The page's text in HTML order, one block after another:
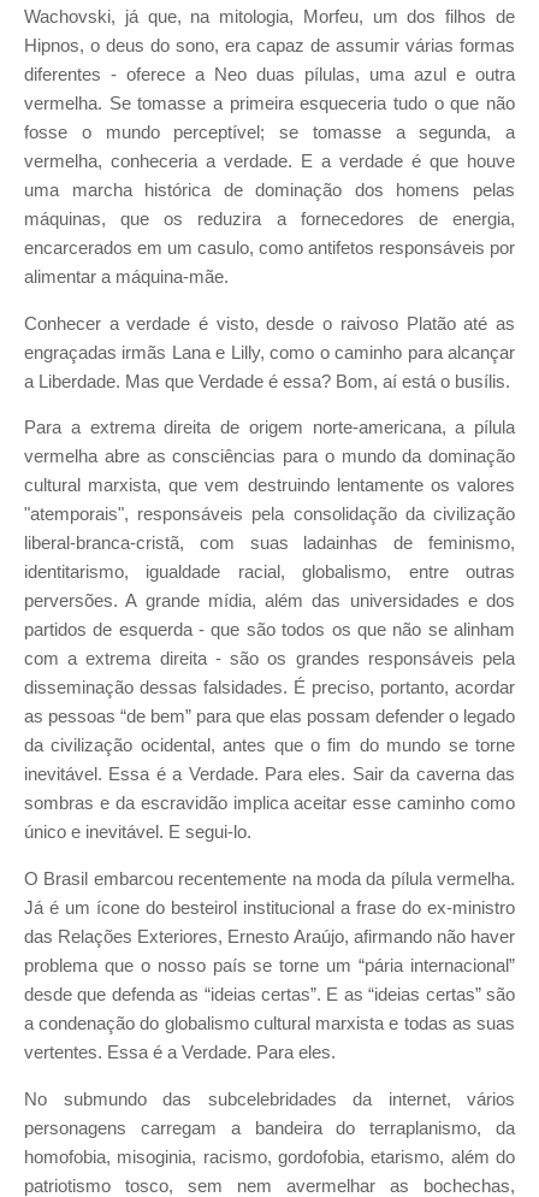
Wachovski, já que, na mitologia, Morfeu, um dos filhos de
Hipnos, o deus do sono, era capaz de assumir várias formas
diferentes - oferece a Neo duas pílulas, uma azul e outra
vermelha. Se tomasse a primeira esqueceria tudo o que não
fosse o mundo perceptível; se tomasse a segunda, a
vermelha, conheceria a verdade. E a verdade é que houve
uma marcha histórica de dominação dos homens pelas
máquinas, que os reduzira a fornecedores de energia,
encarcerados em um casulo, como antifetos responsáveis por
alimentar a máquina-mãe.
Conhecer a verdade é visto, desde o raivoso Platão até as
engraçadas irmãs Lana e Lilly, como o caminho para alcançar
a Liberdade. Mas que Verdade é essa? Bom, aí está o busílis.
Para a extrema direita de origem norte-americana, a pílula
vermelha abre as consciências para o mundo da dominação
cultural marxista, que vem destruindo lentamente os valores
"atemporais", responsáveis pela consolidação da civilização
liberal-branca-cristã, com suas ladainhas de feminismo,
identitarismo, igualdade racial, globalismo, entre outras
perversões. A grande mídia, além das universidades e dos
partidos de esquerda - que são todos os que não se alinham
com a extrema direita - são os grandes responsáveis pela
disseminação dessas falsidades. É preciso, portanto, acordar
as pessoas “de bem” para que elas possam defender o legado
da civilização ocidental, antes que o fim do mundo se torne
inevitável. Essa é a Verdade. Para eles. Sair da caverna das
sombras e da escravidão implica aceitar esse caminho como
único e inevitável. E segui-lo.
O Brasil embarcou recentemente na moda da pílula vermelha.
Já é um ícone do besteirol institucional a frase do ex-ministro
das Relações Exteriores, Ernesto Araújo, afirmando não haver
problema que o nosso país se torne um “pária internacional”
desde que defenda as “ideias certas”. E as “ideias certas” são
a condenação do globalismo cultural marxista e todas as suas
vertentes. Essa é a Verdade. Para eles.
No submundo das subcelebridades da internet, vários
personagens carregam a bandeira do terraplanismo, da
homofobia, misoginia, racismo, gordofobia, etarismo, além do
patriotismo tosco, sem nem avermelhar as bochechas,